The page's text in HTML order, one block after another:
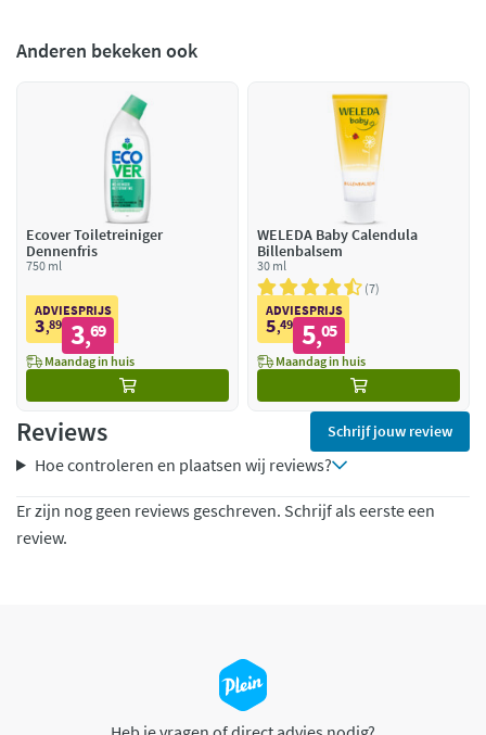
Anderen bekeken ook
Ecover Toiletreiniger
Dennenfris
750 ml
ADVIESPRIJS
3,89 3,69
Maandag in huis
WELEDA Baby Calendula
Billenbalsem
30 ml
7
ADVIESPRIJS
5,49 5,05
Maandag in huis
Reviews Schrijf jouw review
Hoe controleren en plaatsen wij reviews?
Er zijn nog geen reviews geschreven. Schrijf als eerste een
review.